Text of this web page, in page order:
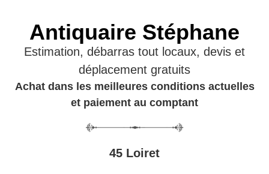
Antiquaire Stéphane
Estimation, débarras tout locaux, devis et
déplacement gratuits
Achat dans les meilleures conditions actuelles
et paiement au comptant
45 Loiret